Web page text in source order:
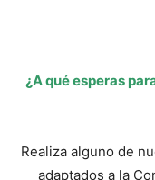
¿A qué esperas
Realiza alguno de
adaptados a la